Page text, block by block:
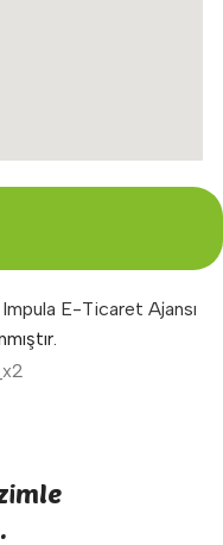
Impula E-Ticaret Ajansı